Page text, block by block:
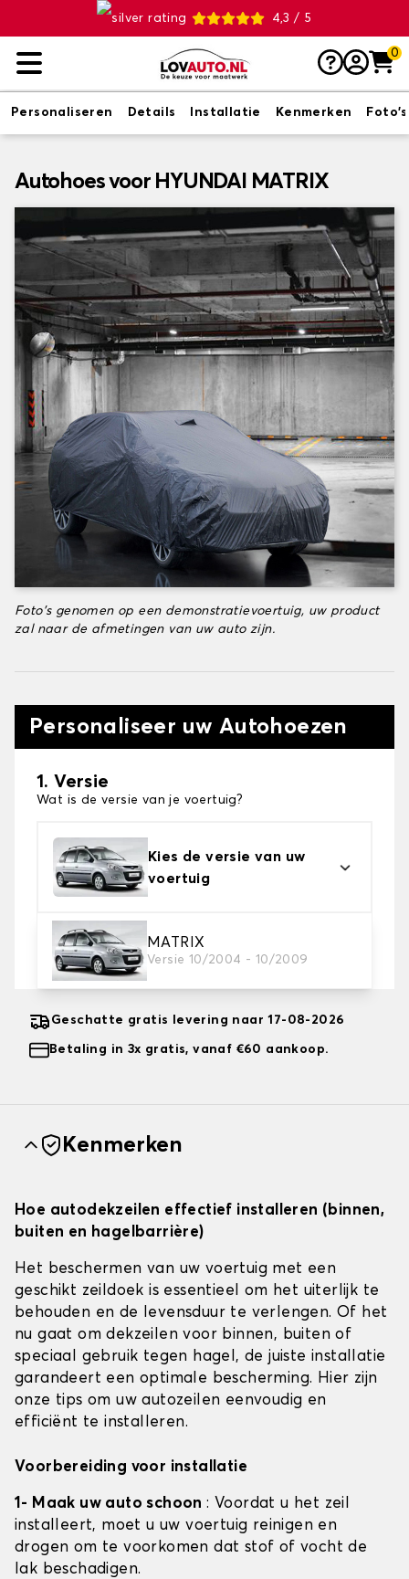
4,3 / 5
0
Personaliseren Details Installatie Kenmerken Foto's
Autohoes voor HYUNDAI MATRIX
Foto's genomen op een demonstratievoertuig, uw product
zal naar de afmetingen van uw auto zijn.
Personaliseer uw Autohoezen
1. Versie
Wat is de versie van je voertuig?
Kies de versie van uw
voertuig
MATRIX
Versie 10/2004 - 10/2009
2. Beschermingsniveau
Kies de juiste beschermhoes voor uw behoeftes
Geschatte gratis levering naar 17-08-2026
Betaling in 3x gratis, vanaf €60 aankoop.
Kenmerken
Hoe autodekzeilen effectief installeren (binnen,
buiten en hagelbarrière)
Het beschermen van uw voertuig met een
geschikt zeildoek is essentieel om het uiterlijk te
behouden en de levensduur te verlengen. Of het
nu gaat om dekzeilen voor binnen, buiten of
speciaal gebruik tegen hagel, de juiste installatie
garandeert een optimale bescherming. Hier zijn
onze tips om uw autozeilen eenvoudig en
efficiënt te installeren.
Voorbereiding voor installatie
1- Maak uw auto schoon: Voordat u het zeil
installeert, moet u uw voertuig reinigen en
drogen om te voorkomen dat stof of vocht de
lak beschadigen.